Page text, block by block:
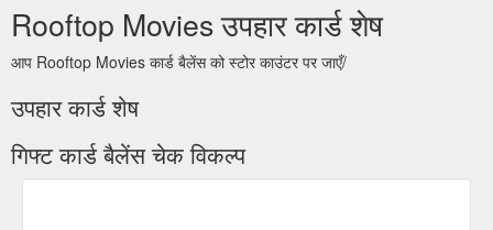
Rooftop Movies उपहार कार्ड शेष
आप Rooftop Movies कार्ड बैलेंस को स्टोर काउंटर पर जाएँ/
उपहार कार्ड शेष
गिफ्ट कार्ड बैलेंस चेक विकल्प